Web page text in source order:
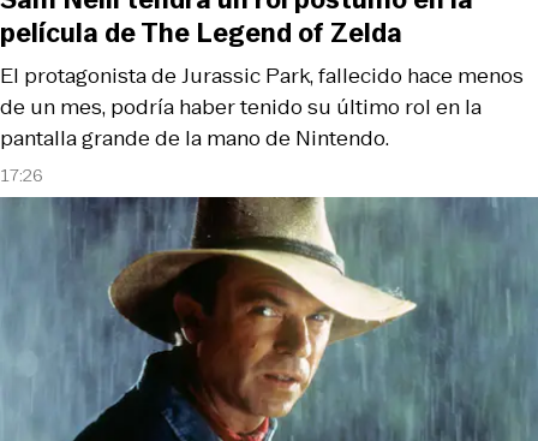
17:26
El protagonista de Jurassic Park, fallecido hace menos
de un mes, podría haber tenido su último rol en la
pantalla grande de la mano de Nintendo.
película de The Legend of Zelda